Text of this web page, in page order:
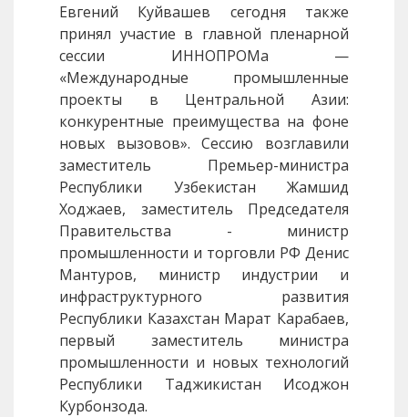
Евгений Куйвашев сегодня также
принял участие в главной пленарной
сессии ИННОПРОМа —
«Международные промышленные
проекты в Центральной Азии:
конкурентные преимущества на фоне
новых вызовов». Сессию возглавили
заместитель Премьер-министра
Республики Узбекистан Жамшид
Ходжаев, заместитель Председателя
Правительства - министр
промышленности и торговли РФ Денис
Мантуров, министр индустрии и
инфраструктурного развития
Республики Казахстан Марат Карабаев,
первый заместитель министра
промышленности и новых технологий
Республики Таджикистан Исоджон
Курбонзода.